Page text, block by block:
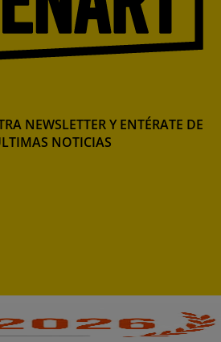
NEWSLETTER Y ENTÉRATE DE
NOTICIAS